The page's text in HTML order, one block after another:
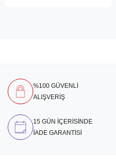
%100 GÜVENLİ
ALIŞVERİŞ
15 GÜN İÇERİSİNDE
İADE GARANTİSİ